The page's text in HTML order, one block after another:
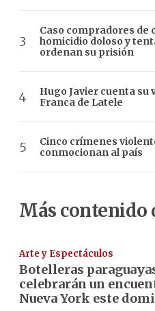
Caso compradores
homicidio doloso y
ordenan su prisión
Hugo Javier cuenta
Franca de Latele
Cinco crímenes
conmocionan al país
Más contenido
Arte y Espectáculos
Botelleras
celebrarán un
Nueva York este